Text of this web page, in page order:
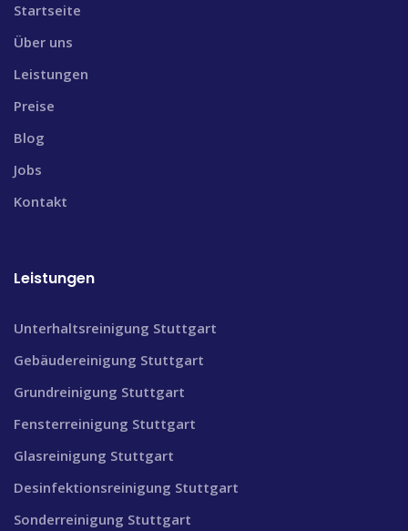
Startseite
Über uns
Leistungen
Preise
Blog
Jobs
Kontakt
Leistungen
Unterhaltsreinigung Stuttgart
Gebäudereinigung Stuttgart
Grundreinigung Stuttgart
Fensterreinigung Stuttgart
Glasreinigung Stuttgart
Desinfektionsreinigung Stuttgart
Sonderreinigung Stuttgart